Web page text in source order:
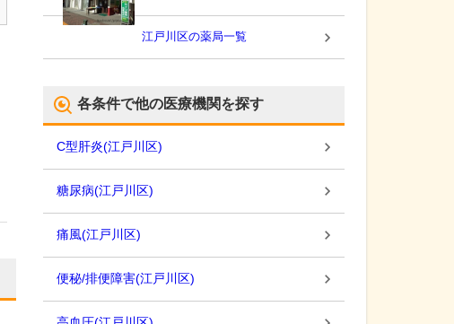
江戸川区の薬局一覧
各条件で他の医療機関を探す
C型肝炎(江戸川区)
糖尿病(江戸川区)
痛風(江戸川区)
便秘/排便障害(江戸川区)